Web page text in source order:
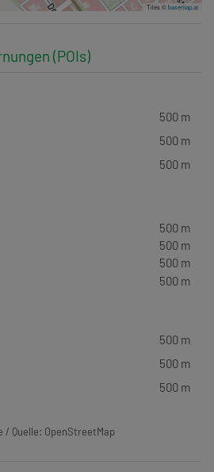
Tiles ©basemap.at
(POIs)
500 m
500 m
500 m
500 m
500 m
500 m
500 m
500 m
500 m
500 m
Quelle: OpenStreetMap